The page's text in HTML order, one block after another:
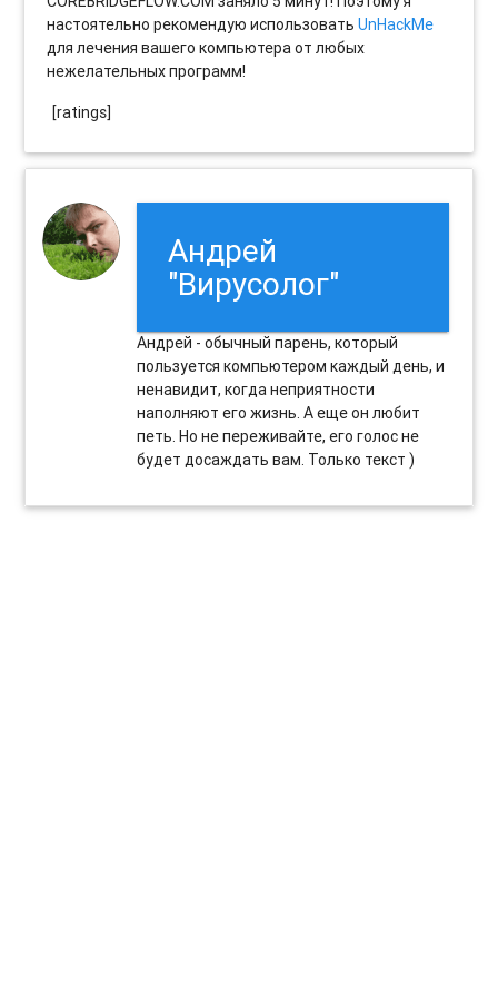
настоятельно рекомендую использоватьUnHackMe
для лечения вашего компьютера от любых
нежелательных программ!
[ratings]
Андрей
"Вирусолог"
Андрей - обычный парень, который
пользуется компьютером каждый день, и
ненавидит, когда неприятности
наполняют его жизнь. А еще он любит
петь. Но не переживайте, его голос не
будет досаждать вам. Только текст )